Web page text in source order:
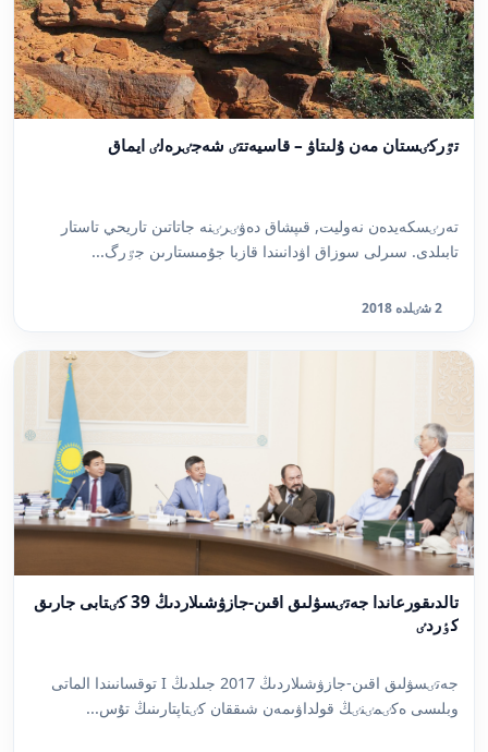
تٷركٸستان مەن ۇلىتاۋ – قاسيەتتٸ شەجٸرەلٸ ايماق
تەرٸسكەيدەن نەوليت, قىپشاق دەۋٸرٸنە جاتاتىن تاريحي تاستار
تابىلدى. سىرلى سوزاق اۋدانىندا قازبا جۇمىستارىن جٷرگ...
2 شٸلدە 2018
تالدىقورعاندا جەتٸسۋلىق اقىن-جازۋشىلاردىڭ 39 كٸتابى جارىق
كٶردٸ
جەتٸسۋلىق اقىن-جازۋشىلاردىڭ 2017 جىلدىڭ I توقسانىندا الماتى
وبلىسى ەكٸمٸنٸڭ قولداۋىمەن شىققان كٸتاپتارىنىڭ تۇس...